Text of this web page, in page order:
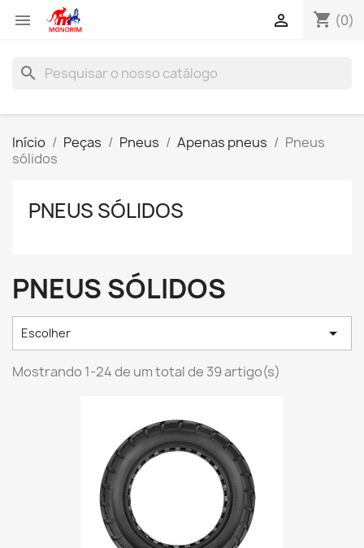
 shopping_cart (0)

search
Início Peças Pneus Apenas pneus
Pneus
sólidos
PNEUS SÓLIDOS
PNEUS SÓLIDOS
Escolher 
Mostrando 1-24 de um total de 39 artigo(s)